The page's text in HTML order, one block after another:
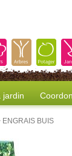
jardin
ENGRAIS BUIS